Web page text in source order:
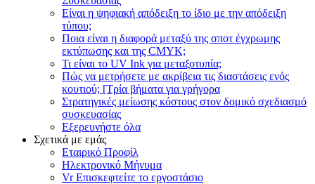
Είναι η ψηφιακή απόδειξη το ίδιο με την απόδειξη
τύπου;
Ποια είναι η διαφορά μεταξύ της σποτ έγχρωμης
εκτύπωσης και της CMYK;
Τι είναι το UV Ink για μεταξοτυπία;
Πώς να μετρήσετε με ακρίβεια τις διαστάσεις ενός
κουτιού; [Τρία βήματα για γρήγορα
Στρατηγικές μείωσης κόστους στον δομικό σχεδιασμό
συσκευασίας
Εξερευνήστε όλα
Σχετικά με εμάς
Εταιρικό Προφίλ
Ηλεκτρονικό Μήνυμα
Vr Επισκεφτείτε το εργοστάσιο